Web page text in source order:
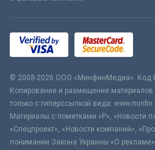
© 2008-2026 ООО «МинфинМедиа». Код
Копирование и размещение материалов
только с гиперссылкой вида:
Материалы с пометками «Р», «Новости
«Спецпроект», «Новости компаний»,
понимании Закона Украины «О